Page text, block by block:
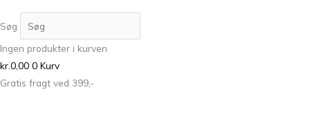
Søg
Ingen produkter i kurven
kr.0,00 0 Kurv
Gratis fragt ved 399,-